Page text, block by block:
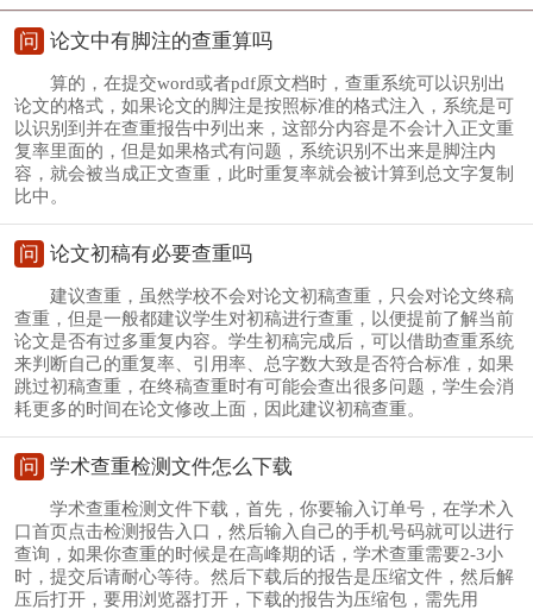
问 论文中有脚注的查重算吗
算的，在提交word或者pdf原文档时，查重系统可以识别出
论文的格式，如果论文的脚注是按照标准的格式注入，系统是可
以识别到并在查重报告中列出来，这部分内容是不会计入正文重
复率里面的，但是如果格式有问题，系统识别不出来是脚注内
容，就会被当成正文查重，此时重复率就会被计算到总文字复制
比中。
问 论文初稿有必要查重吗
建议查重，虽然学校不会对论文初稿查重，只会对论文终稿
查重，但是一般都建议学生对初稿进行查重，以便提前了解当前
论文是否有过多重复内容。学生初稿完成后，可以借助查重系统
来判断自己的重复率、引用率、总字数大致是否符合标准，如果
跳过初稿查重，在终稿查重时有可能会查出很多问题，学生会消
耗更多的时间在论文修改上面，因此建议初稿查重。
问 学术查重检测文件怎么下载
学术查重检测文件下载，首先，你要输入订单号，在学术入
口首页点击检测报告入口，然后输入自己的手机号码就可以进行
查询，如果你查重的时候是在高峰期的话，学术查重需要2-3小
时，提交后请耐心等待。然后下载后的报告是压缩文件，然后解
压后打开，要用浏览器打开，下载的报告为压缩包，需先用